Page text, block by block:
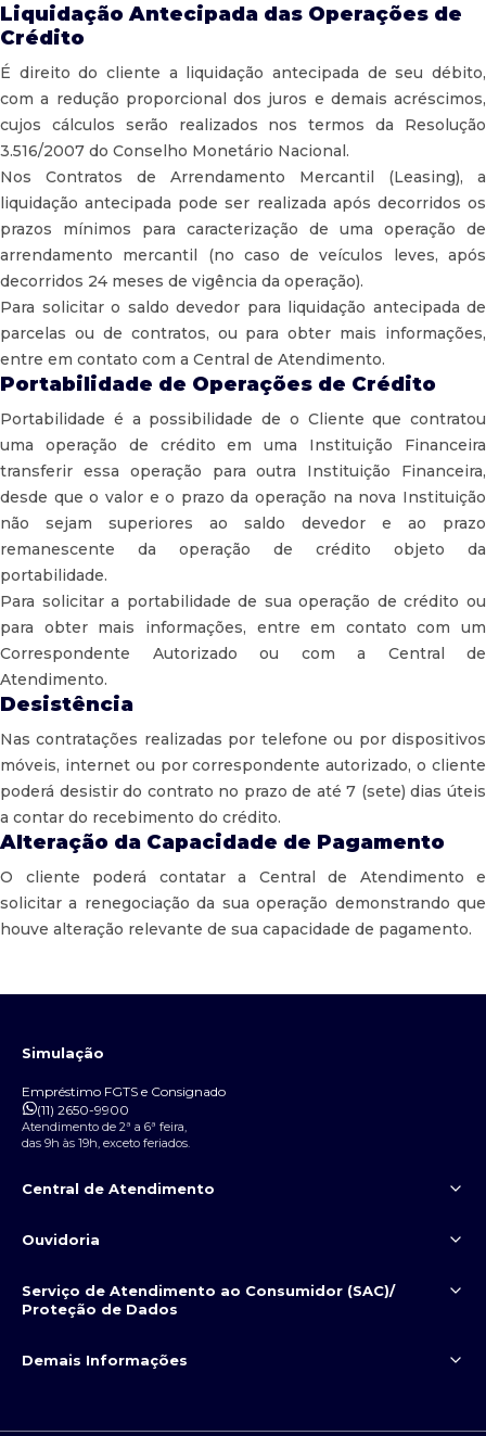
Liquidação Antecipada das Operações de
Crédito
É direito do cliente a liquidação antecipada de seu débito,
com a redução proporcional dos juros e demais acréscimos,
cujos cálculos serão realizados nos termos da Resolução
3.516/2007 do Conselho Monetário Nacional.
Nos Contratos de Arrendamento Mercantil (Leasing), a
liquidação antecipada pode ser realizada após decorridos os
prazos mínimos para caracterização de uma operação de
arrendamento mercantil (no caso de veículos leves, após
decorridos 24 meses de vigência da operação).
Para solicitar o saldo devedor para liquidação antecipada de
parcelas ou de contratos, ou para obter mais informações,
entre em contato com a Central de Atendimento.
Portabilidade de Operações de Crédito
Portabilidade é a possibilidade de o Cliente que contratou
uma operação de crédito em uma Instituição Financeira
transferir essa operação para outra Instituição Financeira,
desde que o valor e o prazo da operação na nova Instituição
não sejam superiores ao saldo devedor e ao prazo
remanescente da operação de crédito objeto da
portabilidade.
Para solicitar a portabilidade de sua operação de crédito ou
para obter mais informações, entre em contato com um
Correspondente Autorizado ou com a Central de
Atendimento.
Desistência
Nas contratações realizadas por telefone ou por dispositivos
móveis, internet ou por correspondente autorizado, o cliente
poderá desistir do contrato no prazo de até 7 (sete) dias úteis
a contar do recebimento do crédito.
Alteração da Capacidade de Pagamento
O cliente poderá contatar a Central de Atendimento e
solicitar a renegociação da sua operação demonstrando que
houve alteração relevante de sua capacidade de pagamento.
Simulação
Empréstimo FGTS e Consignado
(11) 2650-9900
Atendimento de 2ª a 6ª feira,
das 9h às 19h, exceto feriados.
Central de Atendimento
(11) 2650-9999
3003
Ouvidoria
Serviço de Atendimento ao Consumidor (SAC)/
Proteção de Dados
Demais Informações